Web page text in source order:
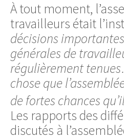
À tout moment,
travailleurs était
décisions
générales de
régulièrement
chose que
de fortes chances
Les rapports des
discutés à